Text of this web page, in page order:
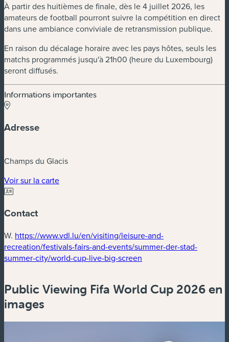
À partir des huitièmes de finale, dès le 4 juillet 2026, les
amateurs de football pourront suivre la compétition en direct
dans une ambiance conviviale de retransmission publique.
En raison du décalage horaire avec les pays hôtes, seuls les
matchs programmés jusqu'à 21h00 (heure du Luxembourg)
seront diffusés.
Informations importantes
Adresse
Champs du Glacis
Voir sur la carte(nouvelle fenêtre)
Contact
W. https://www.vdl.lu/en/visiting/leisure-and-
recreation/festivals-fairs-and-events/summer-der-stad-
summer-city/world-cup-live-big-screen
Public Viewing Fifa World Cup 2026 en
images